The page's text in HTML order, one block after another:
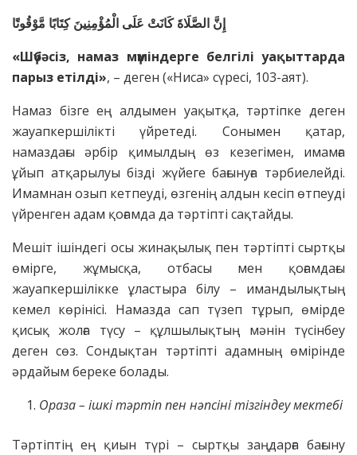
إِنَّ الصَّلَاةَ كَانَتْ عَلَى الْمُؤْمِنِينَ كِتَابًا مَّوْقُوتًا
«Шүбәсіз, намаз мүміндерге белгілі уақыттарда
парыз етілді», – деген («Ниса» сүресі, 103-аят).
Намаз бізге ең алдымен уақытқа, тәртіпке деген
жауапкершілікті үйретеді. Сонымен қатар,
намаздағы әрбір қимылдың өз кезегімен, имамға
ұйып атқарылуы бізді жүйеге бағынуға тәрбиелейді.
Имамнан озып кетпеуді, өзгенің алдын кесіп өтпеуді
үйренген адам қоғамда да тәртіпті сақтайды.
Мешіт ішіндегі осы жинақылық пен тәртіпті сыртқы
өмірге, жұмысқа, отбасы мен қоғамдағы
жауапкершілікке ұластыра білу – имандылықтың
кемел көрінісі. Намазда сап түзеп тұрып, өмірде
қисық жолға түсу – құлшылықтың мәнін түсінбеу
деген сөз. Сондықтан тәртіпті адамның өмірінде
әрдайым береке болады.
Ораза – ішкі тәртіп пен нәпсіні тізгіндеу мектебі
Тәртіптің ең қиын түрі – сыртқы заңдарға бағыну